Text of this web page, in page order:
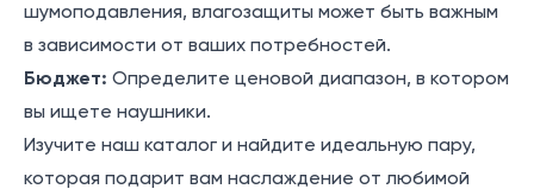
шумоподавления, влагозащиты может быть важным
в зависимости от ваших потребностей.
Бюджет: Определите ценовой диапазон, в котором
вы ищете наушники.
Изучите наш каталог и найдите идеальную пару,
которая подарит вам наслаждение от любимой